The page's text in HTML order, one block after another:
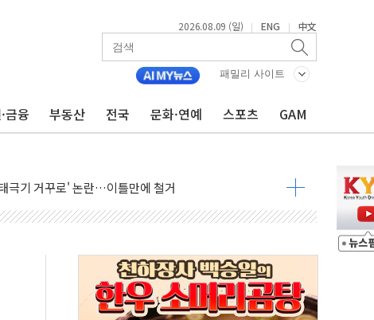
2026.08.09 (일) | ENG | 中文
패밀리 사이트
금융 부동산 전국 문화·연예 스포츠 GAM
지급 확정되나…재상고 앞두고 막판 셈법
에 '행복상자' 전달
… 예술·체육요원 최대 33% 감축
매, 역대 최대폭 감소한 9.4%↓…유통업계 양극화 심화
시간당 30mm 강한 비...호우 피해 없어
공방…野 "청년 우롱 기괴" vs 與 "송구한 해프닝"
극제 2026'서 어린이 과학연극 2편 수상